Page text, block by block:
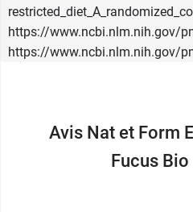
https://www.ncbi.nlm.nih.gov/
https://www.ncbi.nlm.nih.gov/
Avis Nat et Form
Fucus